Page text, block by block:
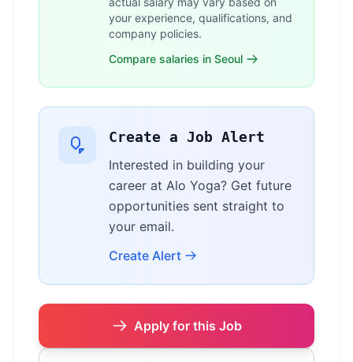
your experience, qualifications, and
company policies.
Compare salaries in Seoul
Create a Job Alert
Interested in building your
career at Alo Yoga? Get future
opportunities sent straight to
your email.
Create Alert
Apply for this Job